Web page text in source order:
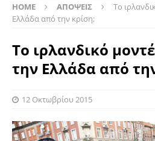
HOME ΑΠΟΨΕΙΣ
Το
Ελλάδα από την κρίση;
Το ιρλανδικό
την Ελλάδα από
12 Οκτωβρίου 2015